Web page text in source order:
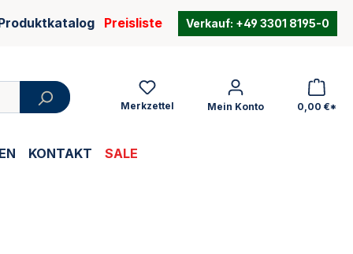
Preisliste Verkauf: +49 3301 8195-0
Merkzettel Mein Konto 0,00 €*
KONTAKT SALE